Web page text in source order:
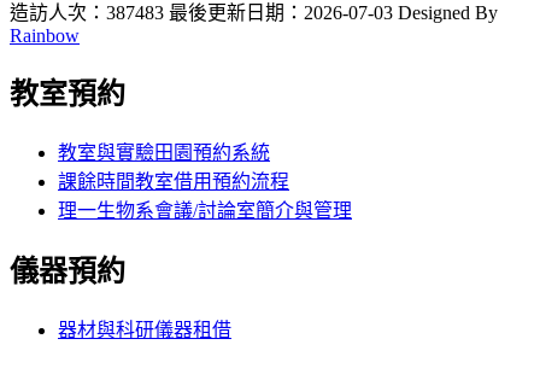
造訪人次：387483 最後更新日期：2026-07-03 Designed By
Rainbow
教室預約
教室與實驗田園預約系統
課餘時間教室借用預約流程
理一生物系會議/討論室簡介與管理
儀器預約
器材與科研儀器租借